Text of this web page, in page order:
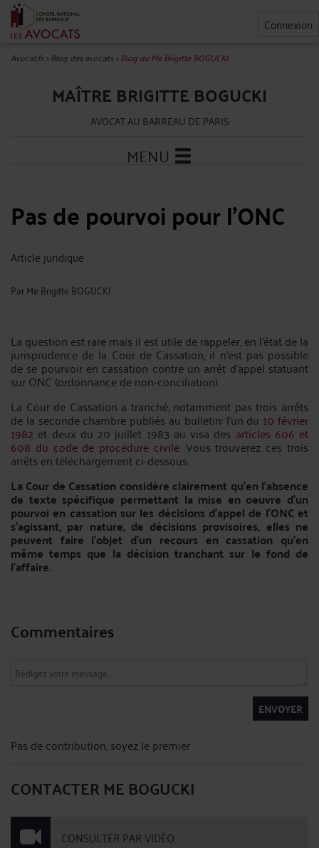
Connexion
Avocat.fr>Blog des avocats>Blog de Me Brigitte BOGUCKI
MAÎTRE BRIGITTE BOGUCKI
AVOCAT AU BARREAU DE PARIS
MENU
Pas de pourvoi pour l'ONC
Article juridique
ParMe Brigitte BOGUCKI
La question est rare mais il est utile de rappeler, en l'état de la
jurisprudence de la Cour de Cassation, il n'est pas possible
de se pourvoir en cassation contre un arrêt d'appel statuant
sur ONC (ordonnance de non-conciliation).
La Cour de Cassation a tranché, notamment pas trois arrêts
de la seconde chambre publiés au bulletin: l'un du 10 février
1982 et deux du 20 juillet 1983 au visa des articles 606 et
608 du code de procédure civile. Vous trouverez ces trois
arrêts en téléchargement ci-dessous.
La Cour de Cassation considère clairement qu'en l'absence
de texte spécifique permettant la mise en oeuvre d'un
pourvoi en cassation sur les décisions d'appel de l'ONC et
s'agissant, par nature, de décisions provisoires, elles ne
peuvent faire l'objet d'un recours en cassation qu'en
même temps que la décision tranchant sur le fond de
l'affaire.
Commentaires
ENVOYER
Pas de contribution, soyez le premier
CONTACTER ME BOGUCKI
CONSULTER PAR VIDÉO